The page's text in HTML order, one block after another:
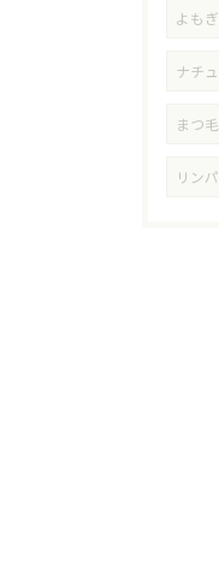
よも
ナチ
まつ
リンパ